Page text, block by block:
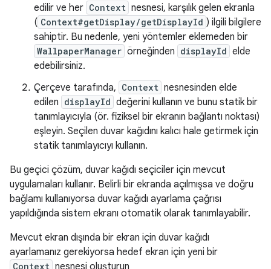
edilir ve her Context nesnesi, karşılık gelen ekranla
( Context#getDisplay/getDisplayId ) ilgili bilgilere
sahiptir. Bu nedenle, yeni yöntemler eklemeden bir
WallpaperManager örneğinden displayId elde
edebilirsiniz.
Çerçeve tarafında, Context nesnesinden elde
edilen displayId değerini kullanın ve bunu statik bir
tanımlayıcıyla (ör. fiziksel bir ekranın bağlantı noktası)
eşleyin. Seçilen duvar kağıdını kalıcı hale getirmek için
statik tanımlayıcıyı kullanın.
Bu geçici çözüm, duvar kağıdı seçiciler için mevcut
uygulamaları kullanır. Belirli bir ekranda açılmışsa ve doğru
bağlamı kullanıyorsa duvar kağıdı ayarlama çağrısı
yapıldığında sistem ekranı otomatik olarak tanımlayabilir.
Mevcut ekran dışında bir ekran için duvar kağıdı
ayarlamanız gerekiyorsa hedef ekran için yeni bir
Context